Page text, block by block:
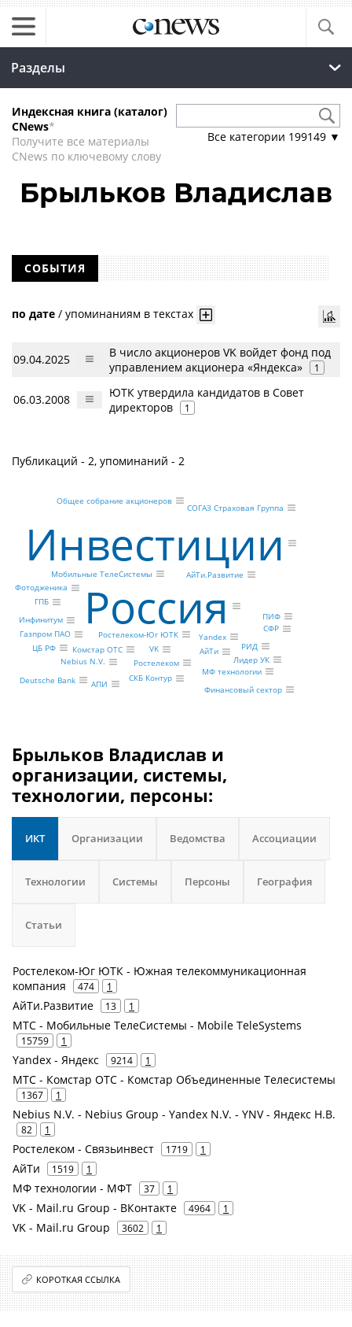
Разделы
Индексная книга (каталог)
CNews*
Получите все материалы
CNews по ключевому слову
Все категории 199149 ▼
Брыльков Владислав
СОБЫТИЯ
по дате / упоминаниям в текстах
09.04.2025
В число акционеров VK войдет фонд под
управлением акционера «Яндекса»
1
06.03.2008
ЮТК утвердила кандидатов в Совет
директоров
1
Публикаций - 2, упоминаний - 2
Россия
Инвестиции
Ростелеком-Юг ЮТК
АйТи.Развитие
Мобильные ТелеСистемы
Yandex
Комстар ОТС
Nebius N.V.
Ростелеком
АйТи
МФ технологии
VK
Лидер УК
Фотодженика
ГПБ
Газпром ПАО
РИД
СОГАЗ Страховая Группа
Инфинитум
Deutsche Bank
СФР
ЦБ РФ
АПИ
СКБ Контур
Финансовый сектор
Общее собрание акционеров
ПИФ
Брыльков Владислав и
организации, системы,
технологии, персоны:
ИКТ Организации Ведомства Ассоциации
Технологии Системы Персоны География
Статьи
Ростелеком-Юг ЮТК - Южная телекоммуникационная
компания
474 1
АйТи.Развитие 13 1
МТС - Мобильные ТелеСистемы - Mobile TeleSystems
15759 1
Yandex - Яндекс 9214 1
МТС - Комстар ОТС - Комстар Объединенные Телесистемы
1367 1
Nebius N.V. - Nebius Group - Yandex N.V. - YNV - Яндекс Н.В.
82 1
Ростелеком - Связьинвест 1719 1
АйТи 1519 1
МФ технологии - МФТ 37 1
VK - Mail.ru Group - ВКонтакте 4964 1
VK - Mail.ru Group 3602 1
КОРОТКАЯ ССЫЛКА